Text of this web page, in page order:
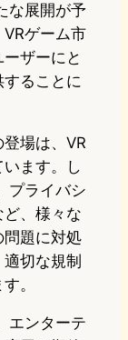
な展開が予
ゲーム市
ザーにと
ることに
場は、VR
ます。し
プライバシ
、様々な
題に対処
切な規制
。
エンターテ